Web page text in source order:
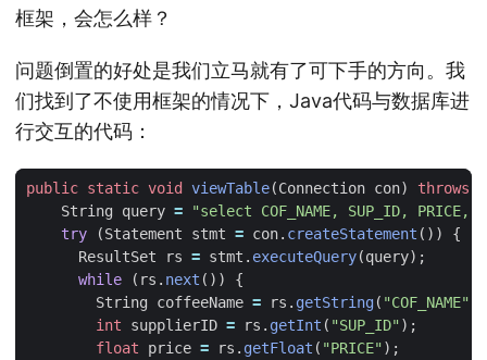
框架，会怎么样？
问题倒置的好处是我们立马就有了可下手的方向。我
们找到了不使用框架的情况下，Java代码与数据库进
行交互的代码：
public static void viewTable(Connection con) throws
String
query =
"select COF_NAME, SUP_ID, PRICE,
try
(Statement stmt = con. createStatement ())
{
ResultSet
rs = stmt . executeQuery(query);
while
( rs . next ())
{
String
coffeeName = rs . getString( "COF_NAME"
int
supplierID = rs . getInt ( "SUP_ID");
float
price = rs . getFloat ( "PRICE");